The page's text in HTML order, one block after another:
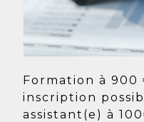
Formation à 900
inscription
assistant(e) à